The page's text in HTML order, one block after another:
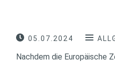
05.07.2024
Nachdem die Europäische